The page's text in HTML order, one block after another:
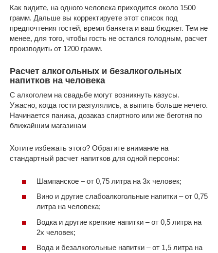
Как видите, на одного человека приходится около 1500
грамм. Дальше вы корректируете этот список под
предпочтения гостей, время банкета и ваш бюджет. Тем не
менее, для того, чтобы гость не остался голодным, расчет
производить от 1200 грамм.
Расчет алкогольных и безалкогольных
напитков на человека
С алкоголем на свадьбе могут возникнуть казусы.
Ужасно, когда гости разгулялись, а выпить больше нечего.
Начинается паника, дозаказ спиртного или же беготня по
ближайшим магазинам
Хотите избежать этого? Обратите внимание на
стандартный расчет напитков для одной персоны:
Шампанское – от 0,75 литра на 3х человек;
Вино и другие слабоалкогольные напитки – от 0,75
литра на человека;
Водка и другие крепкие напитки – от 0,5 литра на
2х человек;
Вода и безалкогольные напитки – от 1,5 литра на